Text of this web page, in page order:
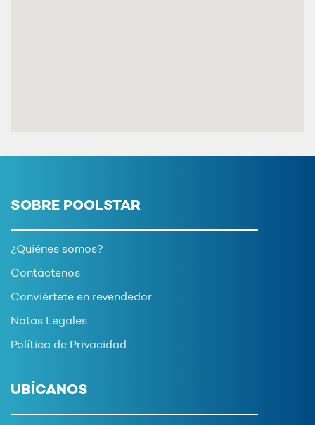
SOBRE POOLSTAR
¿Quiénes somos?
Contáctenos
Conviértete en revendedor
Notas Legales
Política de Privacidad
UBÍCANOS